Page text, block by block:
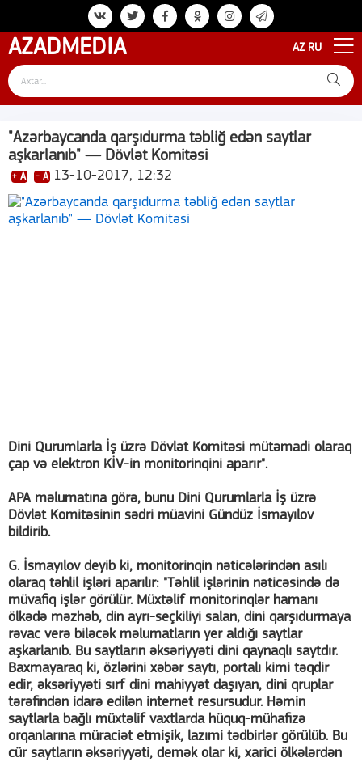
AZADMEDIA AZ RU
"Azərbaycanda qarşıdurma təbliğ edən saytlar
aşkarlanıb" — Dövlət Komitəsi
+ A - A 13-10-2017, 12:32
Dini Qurumlarla İş üzrə Dövlət Komitəsi mütəmadi olaraq
çap və elektron KİV-in monitorinqini aparır".
APA məlumatına görə, bunu Dini Qurumlarla İş üzrə
Dövlət Komitəsinin sədri müavini Gündüz İsmayılov
bildirib.
G. İsmayılov deyib ki, monitorinqin nəticələrindən asılı
olaraq təhlil işləri aparılır: "Təhlil işlərinin nəticəsində də
müvafiq işlər görülür. Müxtəlif monitorinqlər hamanı
ölkədə məzhəb, din ayrı-seçkiliyi salan, dini qarşıdurmaya
rəvac verə biləcək məlumatların yer aldığı saytlar
aşkarlanıb. Bu saytların əksəriyyəti dini qaynaqlı saytdır.
Baxmayaraq ki, özlərini xəbər saytı, portalı kimi təqdir
edir, əksəriyyəti sırf dini mahiyyət daşıyan, dini qruplar
tərəfindən idarə edilən internet resursudur. Həmin
saytlarla bağlı müxtəlif vaxtlarda hüquq-mühafizə
orqanlarına müraciət etmişik, lazımi tədbirlər görülüb. Bu
cür saytların əksəriyyəti, demək olar ki, xarici ölkələrdən